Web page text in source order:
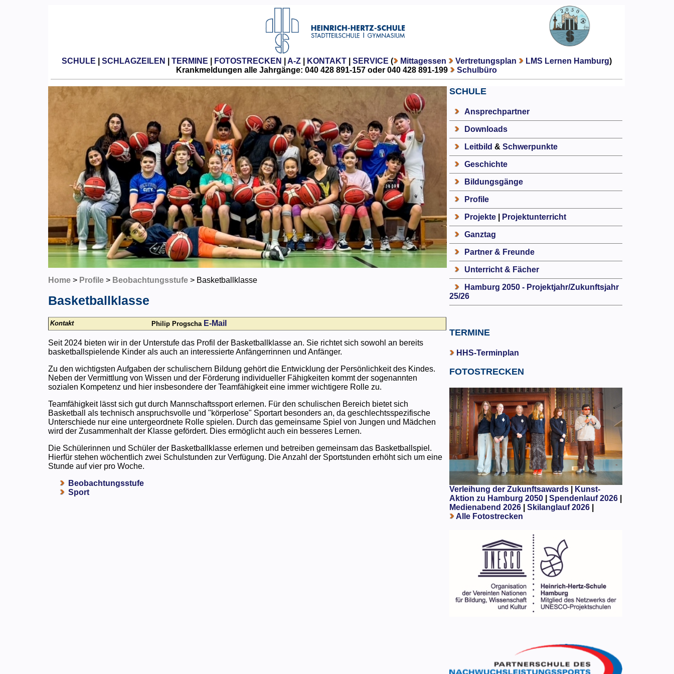
SCHULE SCHLAGZEILEN TERMINE FOTOSTRECKEN A-Z| KONTAKT| SERVICE ( Mittagessen Vertretungsplan LMS Lernen Hamburg)
Krankmeldungen alle Jahrgänge: 040 428 891-157 oder 040 428 891-199
Schulbüro
Home > Profile > Beobachtungsstufe > Basketballklasse
Basketballklasse
Kontakt Philip Progscha E-Mail
Seit 2024 bieten wir in der Unterstufe das Profil der Basketballklasse an. Sie richtet sich sowohl an bereits
basketballspielende Kinder als auch an interessierte Anfängerrinnen und Anfänger.
Zu den wichtigsten Aufgaben der schulischern Bildung gehört die Entwicklung der Persönlichkeit des Kindes.
Neben der Vermittlung von Wissen und der Förderung individueller Fähigkeiten kommt der sogenannten
sozialen Kompetenz und hier insbesondere der Teamfähigkeit eine immer wichtigere Rolle zu.
Teamfähigkeit lässt sich gut durch Mannschaftssport erlernen. Für den schulischen Bereich bietet sich
Basketball als technisch anspruchsvolle und "körperlose" Sportart besonders an, da geschlechtsspezifische
Unterschiede nur eine untergeordnete Rolle spielen. Durch das gemeinsame Spiel von Jungen und Mädchen
wird der Zusammenhalt der Klasse gefördert. Dies ermöglicht auch ein besseres Lernen.
Die Schülerinnen und Schüler der Basketballklasse erlernen und betreiben gemeinsam das Basketballspiel.
Hierfür stehen wöchentlich zwei Schulstunden zur Verfügung. Die Anzahl der Sportstunden erhöht sich um eine
Stunde auf vier pro Woche.
Beobachtungsstufe
Sport
SCHULE
Ansprechpartner
Downloads
Leitbild & Schwerpunkte
Geschichte
Bildungsgänge
Profile
Projekte| Projektunterricht
Ganztag
Partner & Freunde
Unterricht & Fächer
Hamburg 2050 - Projektjahr/Zukunftsjahr
25/26
TERMINE
HHS-Terminplan
FOTOSTRECKEN
Verleihung der Zukunftsawards|
Kunst-
Aktion zu Hamburg 2050
Spendenlauf 2026|
Medienabend 2026| Skilanglauf 2026|
Alle Fotostrecken